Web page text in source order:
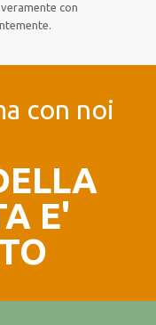
con
con noi
E'